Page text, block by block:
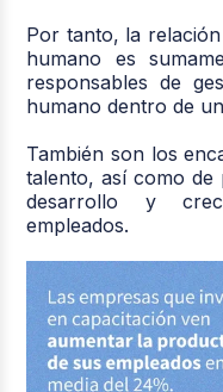
Por tanto, la
humano es
responsables de
humano dentro de
También son los
talento, así como
desarrollo y
empleados.